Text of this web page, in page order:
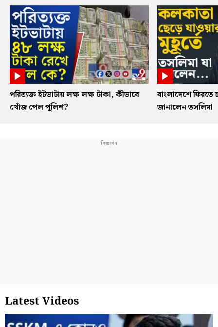
পরিত্যক্ত ইটভাটায় লক্ষ লক্ষ টাকা, কীভাবে
খোঁজ পেল পুলিশ?
বাংলাদেশে ফিরতে
জানালেন তসলিমা
Latest Videos